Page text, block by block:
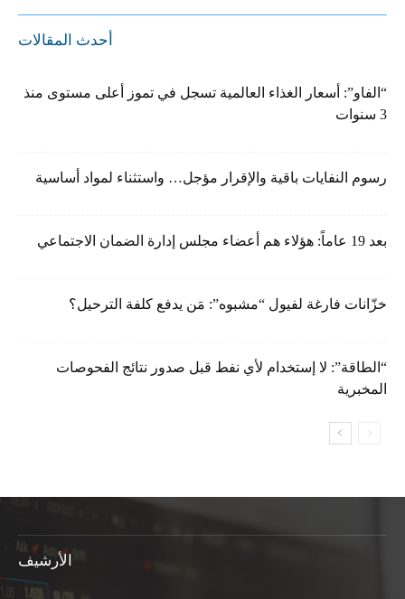
أحدث المقالات
“الفاو”: أسعار الغذاء العالمية تسجل في تموز أعلى مستوى منذ
3 سنوات
رسوم النفايات باقية والإقرار مؤجل… واستثناء لمواد أساسية
بعد 19 عاماً: هؤلاء هم أعضاء مجلس إدارة الضمان الاجتماعي
خزّانات فارغة لفيول “مشبوه”: مَن يدفع كلفة الترحيل؟
“الطاقة”: لا إستخدام لأي نفط قبل صدور نتائج الفحوصات
المخبرية
الأرشيف